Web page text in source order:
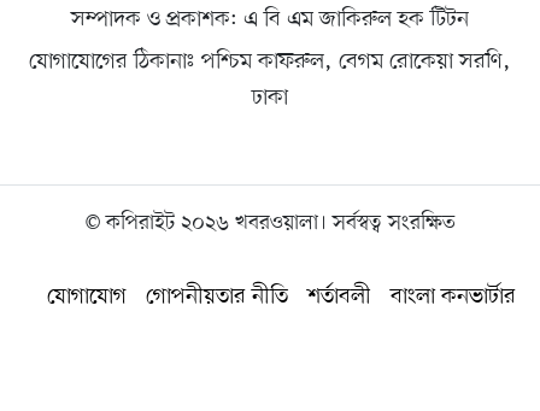
সম্পাদক ও প্রকাশক: এ বি এম জাকিরুল হক টিটন
যোগাযোগের ঠিকানাঃ পশ্চিম কাফরুল, বেগম রোকেয়া সরণি,
ঢাকা
© কপিরাইট ২০২৬ খবরওয়ালা। সর্বস্বত্ব সংরক্ষিত
যোগাযোগ গোপনীয়তার নীতি শর্তাবলী বাংলা কনভার্টার